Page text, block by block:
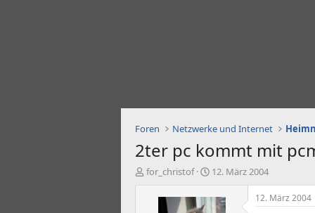
Foren Netzwerke und Internet
2ter pc kommt mit
E
for_christof
E
s
12. März 2004
12. März 2004